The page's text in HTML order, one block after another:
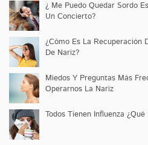
¿ Me Puedo Quedar Sordo
Un Concierto?
¿Cómo Es La Recuperación
De Nariz?
Miedos Y Preguntas Más
Operarnos La Nariz
Todos Tienen Influenza